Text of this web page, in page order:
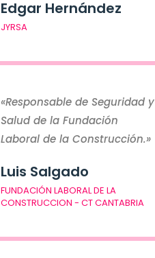
Edgar Hernández
JYRSA
«Responsable de Seguridad y
Salud de la Fundación
Laboral de la Construcción.»
Luis Salgado
FUNDACIÓN LABORAL DE LA
CONSTRUCCION - CT CANTABRIA